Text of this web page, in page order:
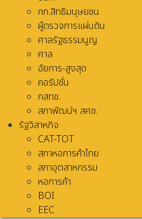
กก.สิทธิมนุษยชน
ผู้ตรวจการแผ่นดิน
ศาลรัฐธรรมนูญ
ศาล
อัยการ-สูงสุด
คอรัปชั่น
กสทช.
สภาพัฒน์ฯ สศช.
รัฐวิสาหกิจ
CAT-TOT
สภาหอการค้าไทย
สภาอุตสาหกรรม
หอการค้า
BOI
EEC